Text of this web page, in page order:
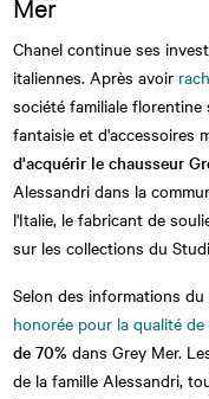
Mer
Chanel continue ses
italiennes. Après avoir
société familiale
fantaisie et d'accessoires
d'acquérir le chausseur
Alessandri dans la
l'Italie, le fabricant de
sur les collections du
Selon des informations du
honorée pour la qualité
de 70% dans Grey Mer.
de la famille Alessandri,